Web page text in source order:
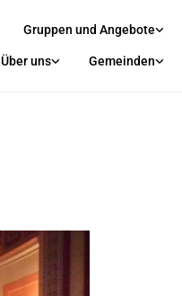
Gruppen und Angebote
Über uns Gemeinden